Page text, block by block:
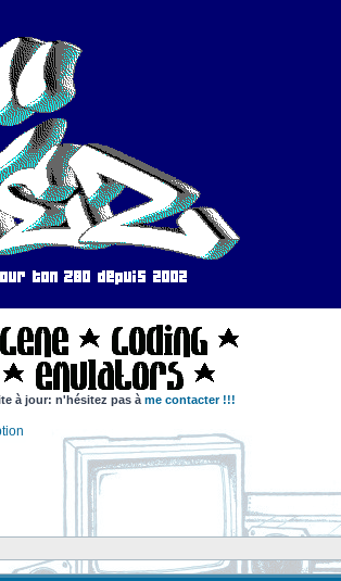
à jour: n'hésitez pas à me contacter !!!